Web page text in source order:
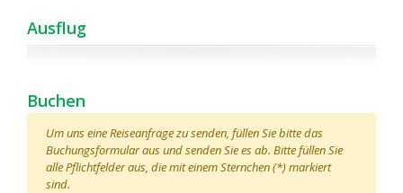
Ausflug
Buchen
Um uns eine Reiseanfrage zu senden, füllen Sie bitte das
Buchungsformular aus und senden Sie es ab. Bitte füllen Sie
alle Pflichtfelder aus, die mit einem Sternchen (*) markiert
sind.